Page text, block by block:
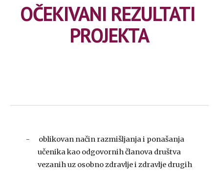
OČEKIVANI REZULTATI
PROJEKTA
-      oblikovan način razmišljanja i ponašanja
učenika kao odgovornih članova društva
vezanih uz osobno zdravlje i zdravlje drugih